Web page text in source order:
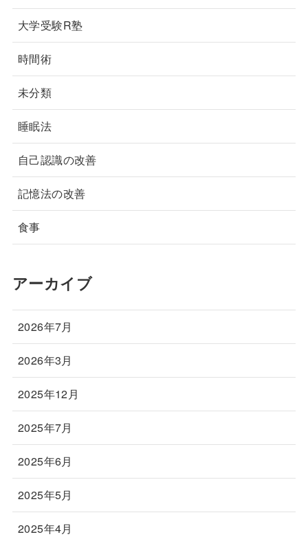
大学受験R塾
時間術
未分類
睡眠法
自己認識の改善
記憶法の改善
食事
アーカイブ
2026年7月
2026年3月
2025年12月
2025年7月
2025年6月
2025年5月
2025年4月